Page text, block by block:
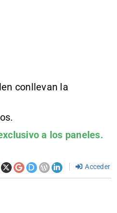
conllevan la
a los paneles.
Acceder